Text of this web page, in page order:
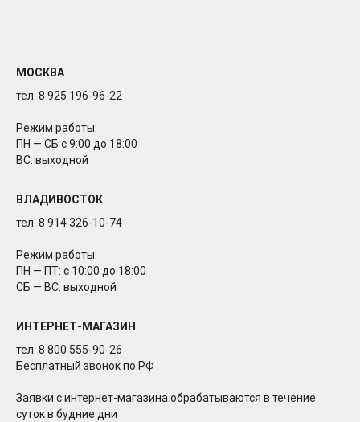
МОСКВА
тел. 8 925 196-96-22
Режим работы:
ПН — СБ с 9:00 до 18:00
ВС: выходной
ВЛАДИВОСТОК
тел. 8 914 326-10-74
Режим работы:
ПН — ПТ: с 10:00 до 18:00
СБ — ВС: выходной
ИНТЕРНЕТ-МАГАЗИН
тел. 8 800 555-90-26
Бесплатный звонок по РФ
Заявки с интернет-магазина обрабатываются в течение
суток в будние дни